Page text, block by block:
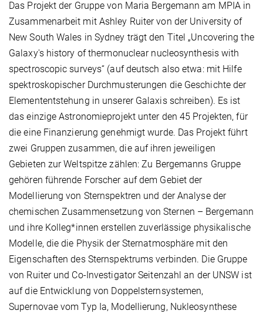
Das Projekt der Gruppe von Maria Bergemann am MPIA in
Zusammenarbeit mit Ashley Ruiter von der University of
New South Wales in Sydney trägt den Titel „Uncovering the
Galaxy's history of thermonuclear nucleosynthesis with
spectroscopic surveys“ (auf deutsch also etwa: mit Hilfe
spektroskopischer Durchmusterungen die Geschichte der
Elemententstehung in unserer Galaxis schreiben). Es ist
das einzige Astronomieprojekt unter den 45 Projekten, für
die eine Finanzierung genehmigt wurde. Das Projekt führt
zwei Gruppen zusammen, die auf ihren jeweiligen
Gebieten zur Weltspitze zählen: Zu Bergemanns Gruppe
gehören führende Forscher auf dem Gebiet der
Modellierung von Sternspektren und der Analyse der
chemischen Zusammensetzung von Sternen – Bergemann
und ihre Kolleg*innen erstellen zuverlässige physikalische
Modelle, die die Physik der Sternatmosphäre mit den
Eigenschaften des Sternspektrums verbinden. Die Gruppe
von Ruiter und Co-Investigator Seitenzahl an der UNSW ist
auf die Entwicklung von Doppelsternsystemen,
Supernovae vom Typ Ia, Modellierung, Nukleosynthese